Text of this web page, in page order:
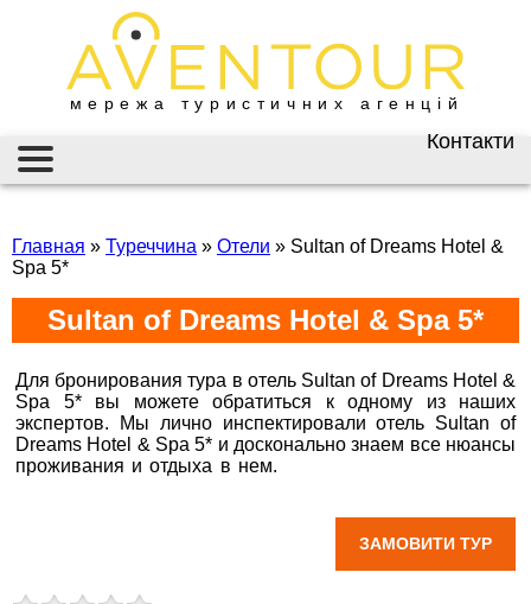
мережа туристичних агенцій
Контакти
Київ
Васильківська 34
+38 (099) 180-32-43,
+38 (093) 180-32-43
0800 33 01 80
kyiv@aventour.ua
Пн. - Пт. 9:00 - 18:00
Сб 10:00 - 15:00
AVENTOUR / АВЕНТУР
ІНФОРМАЦІЯ
ВІЗИ
НАЙКРАЩІ ПРОПОЗИЦІЇ
ВАКАНСІЇ
Главная » Туреччина » Отели » Sultan of Dreams Hotel &
Spa 5*
Sultan of Dreams Hotel & Spa 5*
Для бронирования тура в отель Sultan of Dreams Hotel &
Spa 5* вы можете обратиться к одному из наших
экспертов. Мы лично инспектировали отель Sultan of
Dreams Hotel & Spa 5* и досконально знаем все нюансы
проживания и отдыха в нем.
ЗАМОВИТИ ТУР